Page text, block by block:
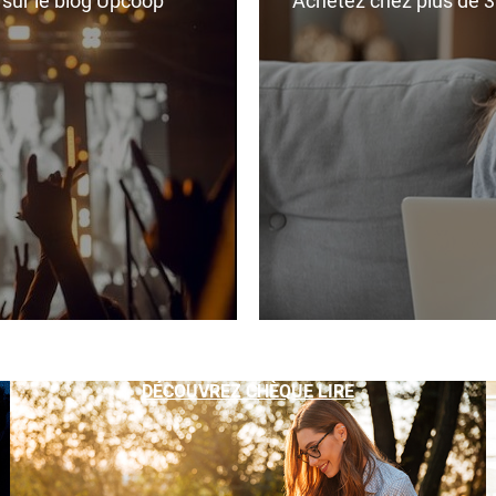
DÉCOUVREZ CHÈQUE LIRE